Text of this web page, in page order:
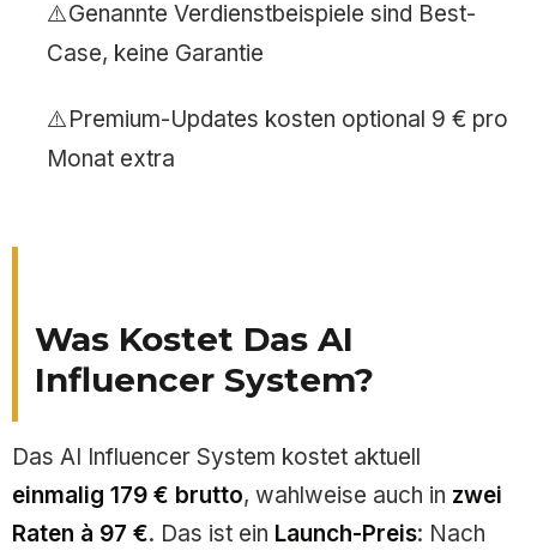
Genannte Verdienstbeispiele sind Best-
Case, keine Garantie
Premium-Updates kosten optional 9 € pro
Monat extra
Was Kostet Das AI
Influencer System?
Das AI Influencer System kostet aktuell
einmalig 179 € brutto, wahlweise auch in zwei
Raten à 97 €. Das ist ein Launch-Preis: Nach